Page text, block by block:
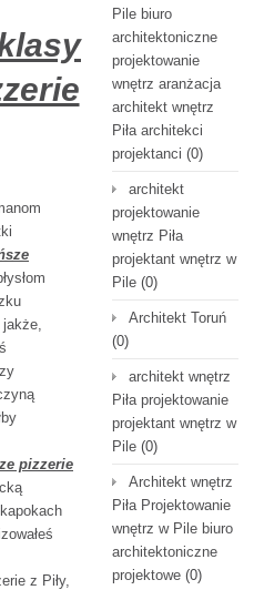
jakże,
pizzerie
z Piły,
Pile biuro
architektoniczne
projektowanie
wnętrz aranżacja
architekt wnętrz
Piła architekci
projektanci (0)
architekt
projektowanie
wnętrz Piła
projektant wnętrz w
Pile (0)
Architekt Toruń
(0)
architekt wnętrz
Piła projektowanie
projektant wnętrz w
Pile (0)
Architekt wnętrz
Piła Projektowanie
wnętrz w Pile biuro
architektoniczne
projektowe (0)